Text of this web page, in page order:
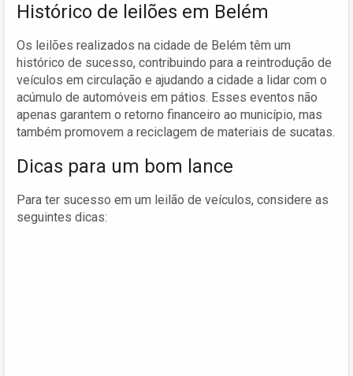
Histórico de leilões em Belém
Os leilões realizados na cidade de Belém têm um
histórico de sucesso, contribuindo para a reintrodução de
veículos em circulação e ajudando a cidade a lidar com o
acúmulo de automóveis em pátios. Esses eventos não
apenas garantem o retorno financeiro ao município, mas
também promovem a reciclagem de materiais de sucatas.
Dicas para um bom lance
Para ter sucesso em um leilão de veículos, considere as
seguintes dicas: